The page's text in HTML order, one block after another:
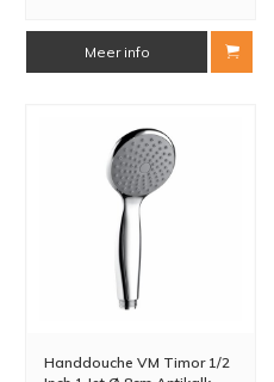
Meer info
Handdouche VM Timor 1/2